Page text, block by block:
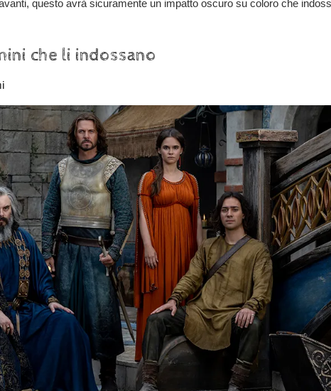
questo avrà sicuramente un impatto oscuro su coloro che
che li indossano